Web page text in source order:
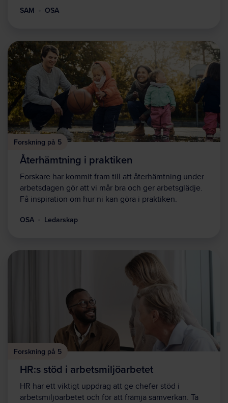
SAM OSA
Forskning på 5
Återhämtning i praktiken
Forskare har kommit fram till att återhämtning under
arbetsdagen gör att vi mår bra och ger arbetsglädje.
Få inspiration om hur ni kan göra i praktiken.
OSA Ledarskap
Forskning på 5
HR:s stöd i arbetsmiljöarbetet
HR har ett viktigt uppdrag att ge chefer stöd i
arbetsmiljöarbetet och för att främja samverkan. Ta